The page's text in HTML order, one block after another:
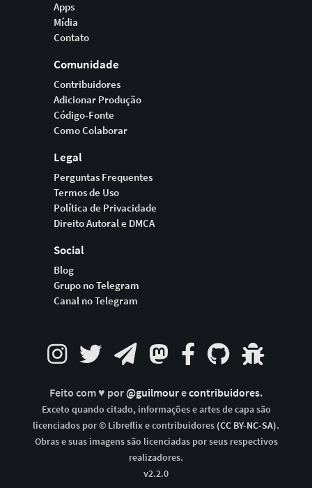
Apps
Mídia
Contato
Comunidade
Contribuidores
Adicionar Produção
Código-Fonte
Como Colaborar
Legal
Perguntas Frequentes
Termos de Uso
Política de Privacidade
Direito Autoral e DMCA
Social
Blog
Grupo no Telegram
Canal no Telegram
Feito com ♥ por@guilmourecontribuidores.
Exceto quando citado, informações e artes de capa são
licenciados por © Libreflix e contribuidores (CC BY-NC-SA).
Obras e suas imagens são licenciadas por seus respectivos
realizadores.
v2.2.0